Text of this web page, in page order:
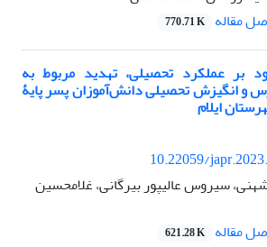
مقاله 770.71 K
بر عملکرد تحصیلی، تهدید مربوط به
و انگیزش تحصیلی دانش‌آموزان پسر پایۀ
ایلام
10.22059/
سیروس عالیپور بیرگانی، غلامحسین
مقاله 621.28 K